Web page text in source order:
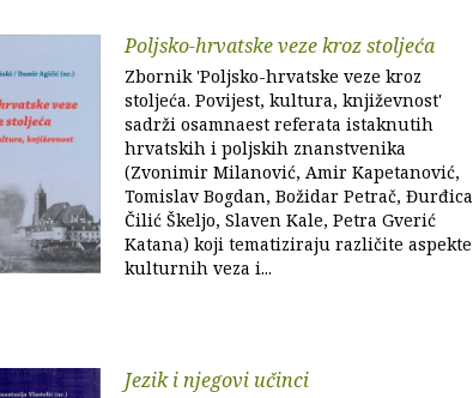
Poljsko-hrvatske veze kroz stoljeća
Zbornik 'Poljsko-hrvatske veze kroz
stoljeća. Povijest, kultura, književnost'
sadrži osamnaest referata istaknutih
hrvatskih i poljskih znanstvenika
(Zvonimir Milanović, Amir Kapetanović,
Tomislav Bogdan, Božidar Petrač, Đurđica
Čilić Škeljo, Slaven Kale, Petra Gverić
Katana) koji tematiziraju različite aspekte
kulturnih veza i...
Jezik i njegovi učinci